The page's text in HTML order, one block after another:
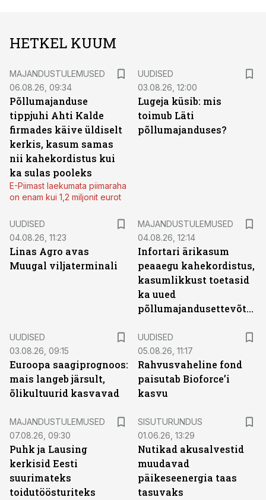
HETKEL KUUM
MAJANDUSTULEMUSED
06.08.26, 09:34
Põllumajanduse
tippjuhi Ahti Kalde
firmades käive üldiselt
kerkis, kasum samas
nii kahekordistus kui
ka sulas pooleks
E-Piimast laekumata piimaraha
on enam kui 1,2 miljonit eurot
UUDISED
03.08.26, 12:00
Lugeja küsib: mis
toimub Läti
põllumajanduses?
UUDISED
04.08.26, 11:23
Linas Agro avas
Muugal viljaterminali
MAJANDUSTULEMUSED
04.08.26, 12:14
Infortari ärikasum
peaaegu kahekordistus,
kasumlikkust toetasid
ka uued
põllumajandusettevõtted
UUDISED
03.08.26, 09:15
Euroopa saagiprognoos:
mais langeb järsult,
õlikultuurid kasvavad
UUDISED
05.08.26, 11:17
Rahvusvaheline fond
paisutab Bioforce’i
kasvu
MAJANDUSTULEMUSED
07.08.26, 09:30
Puhk ja Lausing
kerkisid Eesti
suurimateks
toidutöösturiteks
SISUTURUNDUS
01.06.26, 13:29
Nutikad akusalvestid
muudavad
päikeseenergia taas
tasuvaks